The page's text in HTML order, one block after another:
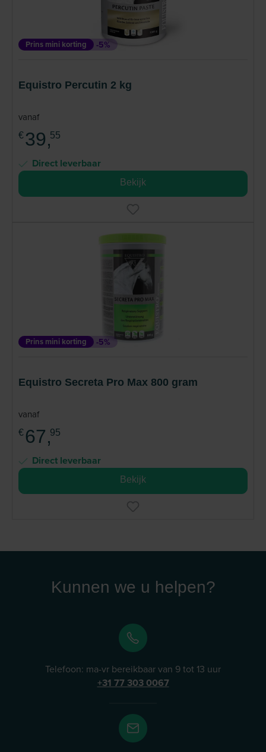
Prins mini korting -5%
Equistro Percutin 2 kg
vanaf
€ 39,55
Direct leverbaar
Bekijk
Prins mini korting -5%
Equistro Secreta Pro Max 800 gram
vanaf
€ 67,95
Direct leverbaar
Bekijk
Kunnen we u helpen?
Telefoon: ma-vr bereikbaar van 9 tot 13 uur
+31 77 303 0067